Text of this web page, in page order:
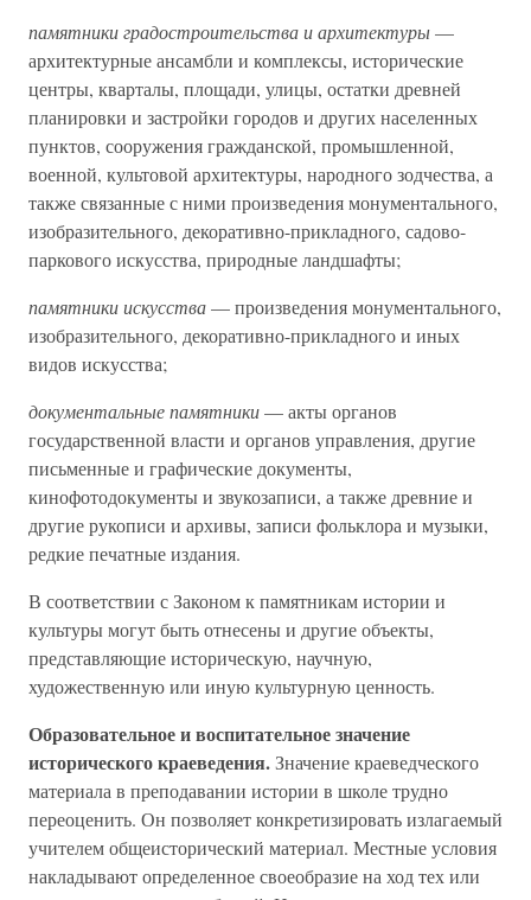
памятники градостроительства и архитектуры—
архитектурные ансамбли и комплексы, исторические
центры, кварталы, площади, улицы, остатки древней
планировки и застройки городов и других населенных
пунктов, сооружения гражданской, промышленной,
военной, культовой архитектуры, народного зодчества, а
также связанные с ними произведения монументального,
изобразительного, декоративно-прикладного, садово-
паркового искусства, природные ландшафты;
памятники искусства— произведения монументального,
изобразительного, декоративно-прикладного и иных
видов искусства;
документальные памятники— акты органов
государственной власти и органов управления, другие
письменные и графические документы,
кинофотодокументы и звукозаписи, а также древние и
другие рукописи и архивы, записи фольклора и музыки,
редкие печатные издания.
В соответствии с Законом к памятникам истории и
культуры могут быть отнесены и другие объекты,
представляющие историческую, научную,
художественную или иную культурную ценность.
Образовательное и воспитательное значение
исторического краеведения.Значение краеведческого
материала в преподавании истории в школе трудно
переоценить. Он позволяет конкретизировать излагаемый
учителем общеисторический материал. Местные условия
накладывают определенное своеобразие на ход тех или